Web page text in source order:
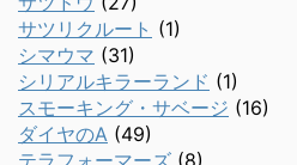
サツリクルート (1)
シマウマ (31)
シリアルキラーランド (1)
スモーキング・サベージ (16)
ダイヤのA (49)